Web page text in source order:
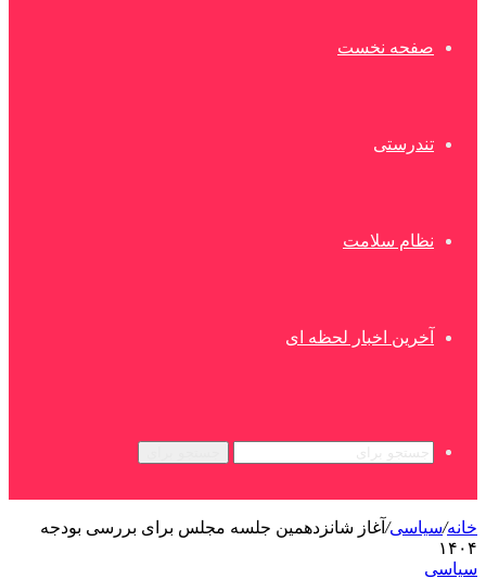
صفحه نخست
تندرستی
نظام سلامت
آخرین اخبار لحظه ای
خانه/سیاسی/ آغاز شانزدهمین جلسه مجلس برای بررسی بودجه
۱۴۰۴
سیاسی